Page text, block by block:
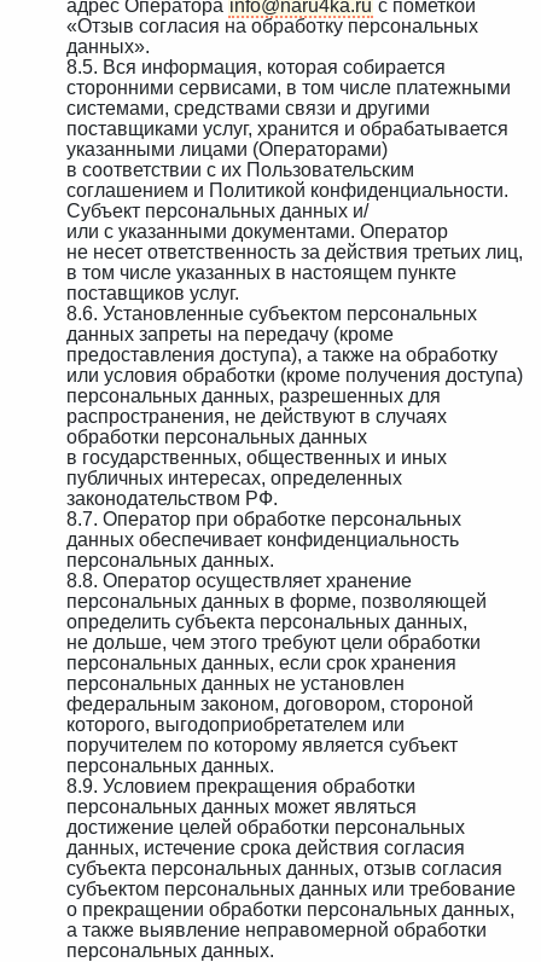
адрес Оператора info@naru4ka.ru с пометкой
«Отзыв согласия на обработку персональных
данных».
8.5. Вся информация, которая собирается
сторонними сервисами, в том числе платежными
системами, средствами связи и другими
поставщиками услуг, хранится и обрабатывается
указанными лицами (Операторами)
в соответствии с их Пользовательским
соглашением и Политикой конфиденциальности.
Субъект персональных данных и/
или с указанными документами. Оператор
не несет ответственность за действия третьих лиц,
в том числе указанных в настоящем пункте
поставщиков услуг.
8.6. Установленные субъектом персональных
данных запреты на передачу (кроме
предоставления доступа), а также на обработку
или условия обработки (кроме получения доступа)
персональных данных, разрешенных для
распространения, не действуют в случаях
обработки персональных данных
в государственных, общественных и иных
публичных интересах, определенных
законодательством РФ.
8.7. Оператор при обработке персональных
данных обеспечивает конфиденциальность
персональных данных.
8.8. Оператор осуществляет хранение
персональных данных в форме, позволяющей
определить субъекта персональных данных,
не дольше, чем этого требуют цели обработки
персональных данных, если срок хранения
персональных данных не установлен
федеральным законом, договором, стороной
которого, выгодоприобретателем или
поручителем по которому является субъект
персональных данных.
8.9. Условием прекращения обработки
персональных данных может являться
достижение целей обработки персональных
данных, истечение срока действия согласия
субъекта персональных данных, отзыв согласия
субъектом персональных данных или требование
о прекращении обработки персональных данных,
а также выявление неправомерной обработки
персональных данных.